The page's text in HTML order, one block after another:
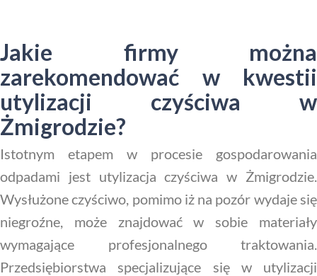
Jakie firmy można
zarekomendować w kwestii
utylizacji czyściwa w
Żmigrodzie?
Istotnym etapem w procesie gospodarowania
odpadami jest utylizacja czyściwa w Żmigrodzie.
Wysłużone czyściwo, pomimo iż na pozór wydaje się
niegroźne, może znajdować w sobie materiały
wymagające profesjonalnego traktowania.
Przedsiębiorstwa specjalizujące się w utylizacji